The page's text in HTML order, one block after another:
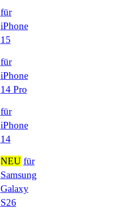
für
iPhone
15
für
iPhone
14 Pro
für
iPhone
14
NEU für
Samsung
Galaxy
S26